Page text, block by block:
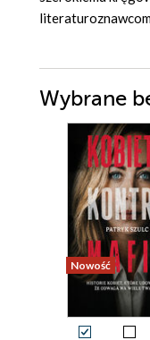
Wybrane
Nowość